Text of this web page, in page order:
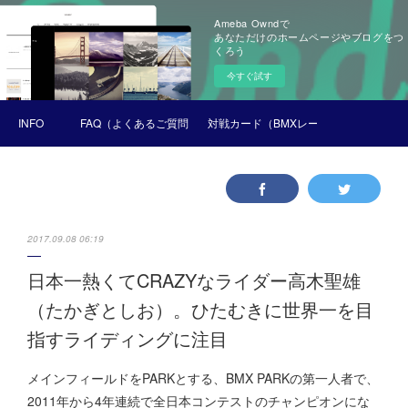
Ameba Owndで
あなただけのホームページやブログをつ
くろう
今すぐ試す
INFO FAQ（よくあるご質問） 対戦カード（BMXレース）
2017.09.08 06:19
日本一熱くてCRAZYなライダー高木聖雄
（たかぎとしお）。ひたむきに世界一を目
指すライディングに注目
メインフィールドをPARKとする、BMX PARKの第一人者で、
2011年から4年連続で全日本コンテストのチャンピオンにな